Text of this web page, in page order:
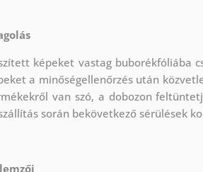
képeket vastag buborékfóliába
a minőségellenőrzés után
van szó, a dobozon
során bekövetkező sérülések